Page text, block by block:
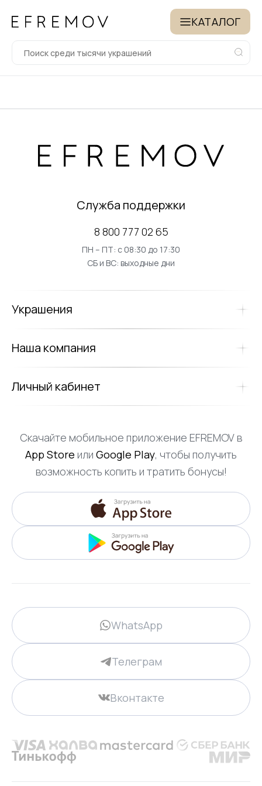
КАТАЛОГ
Служба поддержки
8 800 777 02 65
ПН – ПТ: с 08:30 до 17:30
СБ и ВС: выходные дни
Украшения
Наша компания
Личный кабинет
Скачайте мобильное приложение EFREMOV в
App Store или Google Play, чтобы получить
возможность копить и тратить бонусы!
WhatsApp
Телеграм
Вконтакте